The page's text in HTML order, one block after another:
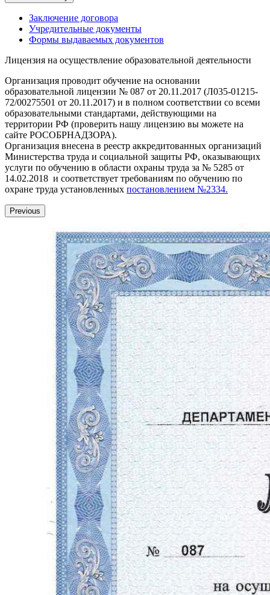
Заключение договора
Учредительные документы
Формы выдаваемых документов
Лицензия на осуществление образовательной деятельности
Организация проводит обучение на основании
образовательной лицензии № 087 от 20.11.2017 (Л035-01215-
72/00275501 от 20.11.2017) и в полном соответствии со всеми
образовательными стандартами, действующими на
территории РФ (проверить нашу лицензию вы можете на
сайте РОСОБРНАДЗОРА).
Организация внесена в реестр аккредитованных организаций
Министерства труда и социальной защиты РФ, оказывающих
услуги по обучению в области охраны труда за № 5285 от
14.02.2018 и соответствует требованиям по обучению по
охране труда установленных постановлением №2334.
Previous